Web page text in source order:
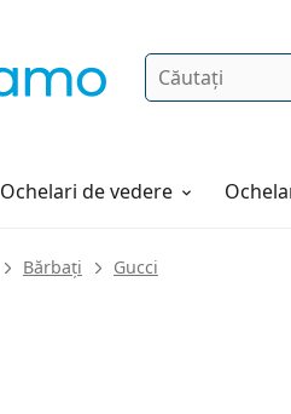
Căutare
Ochelari de vedere
Bărbați Gucci